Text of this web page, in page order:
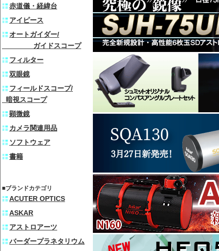
赤道儀・経緯台
アイピース
オートガイダー/
ガイドスコープ
フィルター
双眼鏡
フィールドスコープ/
暗視スコープ
顕微鏡
カメラ関連用品
ソフトウェア
書籍
■ブランドカテゴリ
ACUTER OPTICS
ASKAR
アストロアーツ
バーダープラネタリウム